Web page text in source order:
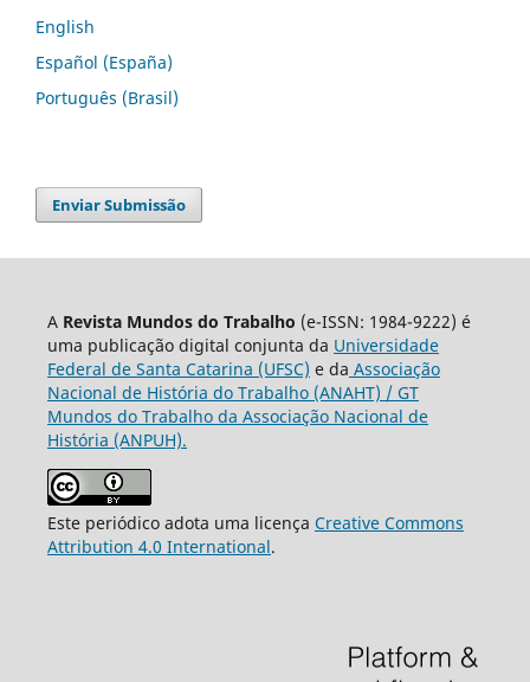
English
Español (España)
Português (Brasil)
Enviar Submissão
A Revista Mundos do Trabalho (e-ISSN: 1984-9222) é
uma publicação digital conjunta da Universidade
Federal de Santa Catarina (UFSC) e da Associação
Nacional de História do Trabalho (ANAHT) / GT
Mundos do Trabalho da Associação Nacional de
História (ANPUH).
Este periódico adota uma licença Creative Commons
Attribution 4.0 International.